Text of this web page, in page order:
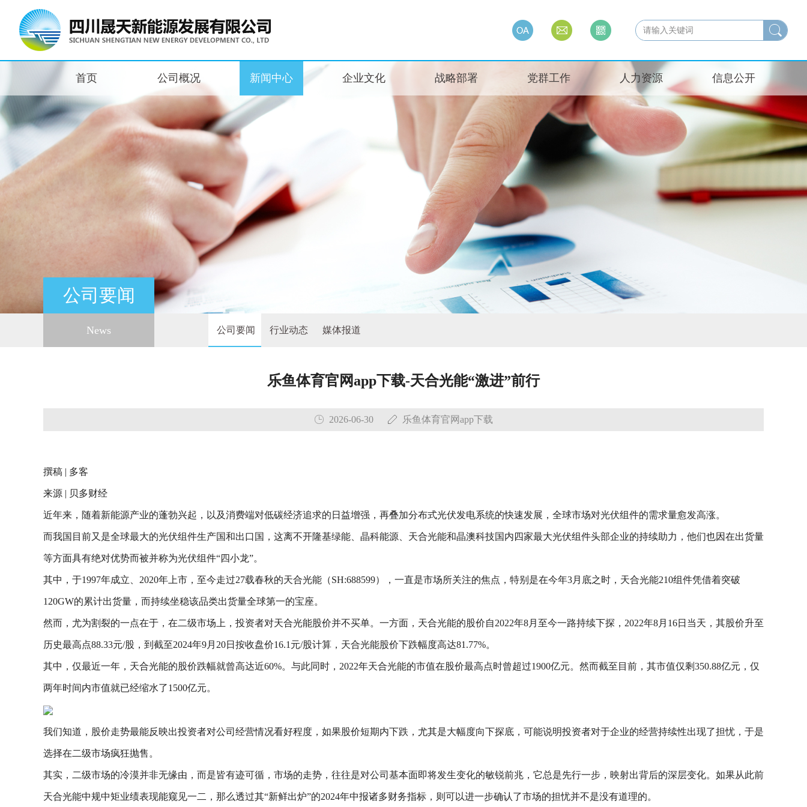
首页 公司概况 新闻中心 企业文化 战略部署 党群工作 人力资源 信息公开
公司要闻
News 公司要闻 行业动态 媒体报道
乐鱼体育官网app下载-天合光能“激进”前行
2026-06-30 乐鱼体育官网app下载
撰稿 | 多客
来源 | 贝多财经
近年来，随着新能源产业的蓬勃兴起，以及消费端对低碳经济追求的日益增强，再叠加分布式光伏发电系统的快速发展，全球市场对光伏组件的需求量愈发高涨。
而我国目前又是全球最大的光伏组件生产国和出口国，这离不开隆基绿能、晶科能源、天合光能和晶澳科技国内四家最大光伏组件头部企业的持续助力，他们也因在出货量
等方面具有绝对优势而被并称为光伏组件“四小龙”。
其中，于1997年成立、2020年上市，至今走过27载春秋的天合光能（SH:688599），一直是市场所关注的焦点，特别是在今年3月底之时，天合光能210组件凭借着突破
120GW的累计出货量，而持续坐稳该品类出货量全球第一的宝座。
然而，尤为割裂的一点在于，在二级市场上，投资者对天合光能股价并不买单。一方面，天合光能的股价自2022年8月至今一路持续下探，2022年8月16日当天，其股价升至
历史最高点88.33元/股，到截至2024年9月20日按收盘价16.1元/股计算，天合光能股价下跌幅度高达81.77%。
其中，仅最近一年，天合光能的股价跌幅就曾高达近60%。与此同时，2022年天合光能的市值在股价最高点时曾超过1900亿元。然而截至目前，其市值仅剩350.88亿元，仅
两年时间内市值就已经缩水了1500亿元。
我们知道，股价走势最能反映出投资者对公司经营情况看好程度，如果股价短期内下跌，尤其是大幅度向下探底，可能说明投资者对于企业的经营持续性出现了担忧，于是
选择在二级市场疯狂抛售。
其实，二级市场的冷漠并非无缘由，而是皆有迹可循，市场的走势，往往是对公司基本面即将发生变化的敏锐前兆，它总是先行一步，映射出背后的深层变化。如果从此前
天合光能中规中矩业绩表现能窥见一二，那么透过其“新鲜出炉”的2024年中报诸多财务指标，则可以进一步确认了市场的担忧并不是没有道理的。